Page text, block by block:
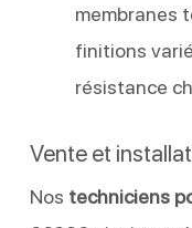
membranes
finitions
résistance
Vente et
Nos techniciens